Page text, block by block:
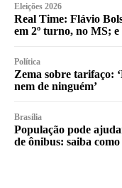
Eleições 2026
Real Time: Flávio
em 2º turno, no MS;
Política
Zema sobre tarifaço:
nem de ninguém’
Brasília
População pode
de ônibus: saiba